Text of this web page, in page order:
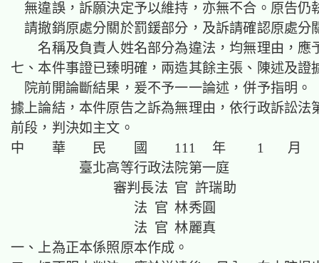
無違誤，訴願決定予以維持，亦無不合。原告仍
請撤銷原處分關於罰鍰部分，及訴請確認原處分
名稱及負責人姓名部分為違法，均無理由，應
七、本件事證已臻明確，兩造其餘主張、陳述及證
院前開論斷結果，爰不予一一論述，併予指明。
據上論結，本件原告之訴為無理由，依行政訴訟法
前段，判決如主文。
中 華 民 國 111 年 1 月
臺北高等行政法院第一庭
審判長法 官 許瑞助
法 官 林秀圓
法 官 林麗真
一、上為正本係照原本作成。